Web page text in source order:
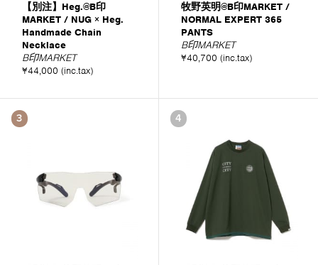
【別注】Heg.@B印
MARKET / NUG × Heg.
Handmade Chain
Necklace
B印MARKET
¥44,000 (inc.tax)
牧野英明@B印MARKET /
NORMAL EXPERT 365
PANTS
B印MARKET
¥40,700 (inc.tax)
3 4